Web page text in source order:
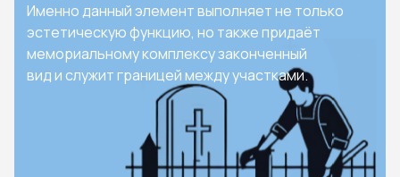
Именно данный элемент выполняет не только
эстетическую функцию, но также придаёт
мемориальному комплексу законченный
вид и служит границей между участками.